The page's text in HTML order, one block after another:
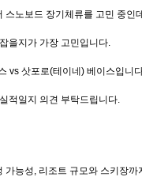
스노보드 장기체류를 고민 중인
을지가 가장 고민입니다.
vs 삿포로(테이네 ) 베이스입니
적일지 의견 부탁드립니다.
가능성, 리조트 규모와 스키장까